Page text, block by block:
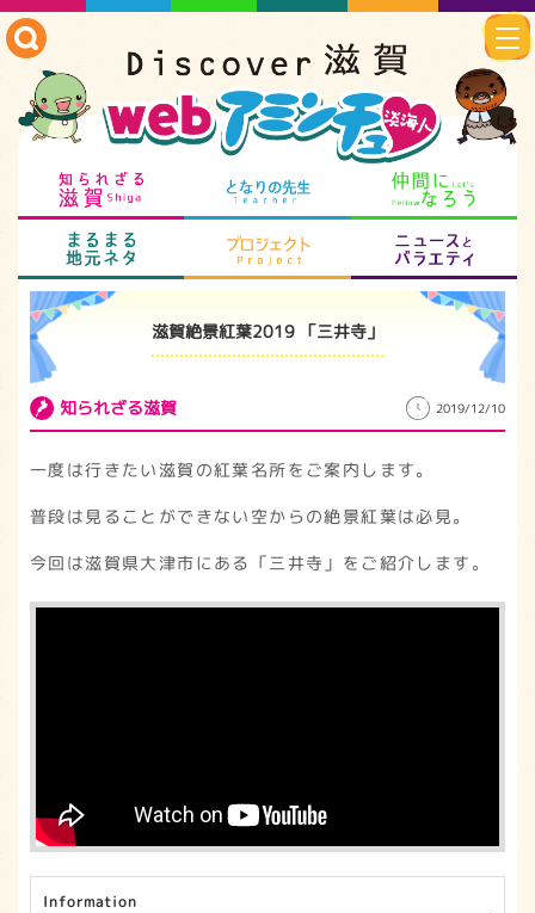
知られざる滋賀 となりの先生
まるまる地元ネタ プロジェクト
滋賀絶景紅葉2019 「三井寺」
知られざる滋賀 2019/12/10
一度は行きたい滋賀の紅葉名所をご案内します。
普段は見ることができない空からの絶景紅葉は必見。
今回は滋賀県大津市にある「三井寺」をご紹介します。
Information